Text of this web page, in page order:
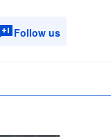
Follow us